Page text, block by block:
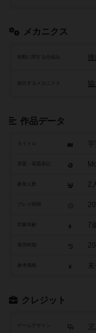
メカニクス
移動に関する仕組み
頻出するメカニクス
作品データ
タイトル
参加人数 2
7
参考価格 未
クレジット
ゲームデザイン